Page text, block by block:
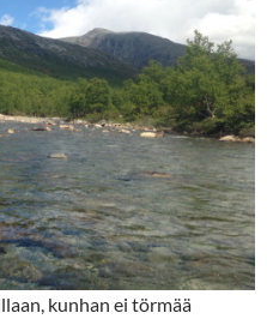
kunhan ei törmää